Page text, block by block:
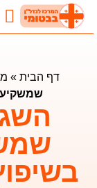
דף הבית»